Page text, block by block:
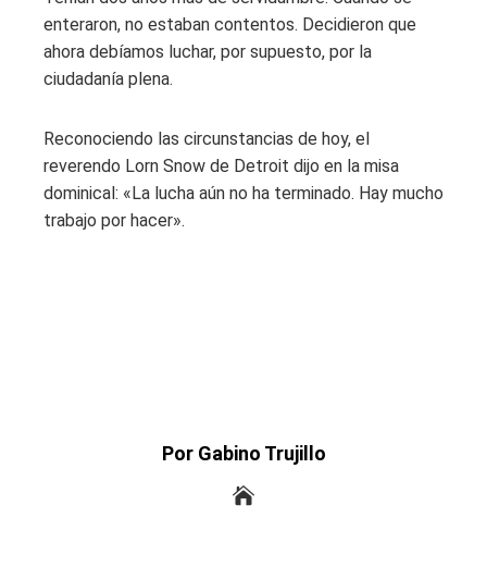
enteraron, no estaban contentos. Decidieron que
ahora debíamos luchar, por supuesto, por la
ciudadanía plena.
Reconociendo las circunstancias de hoy, el
reverendo Lorn Snow de Detroit dijo en la misa
dominical: «La lucha aún no ha terminado. Hay mucho
trabajo por hacer».
Por Gabino Trujillo